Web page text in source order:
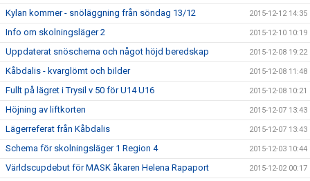
Kylan kommer - snöläggning från söndag 13/12 2015-12-12 14:35
Info om skolningsläger 2 2015-12-10 10:19
Uppdaterat snöschema och något höjd beredskap 2015-12-08 19:22
Kåbdalis - kvarglömt och bilder 2015-12-08 11:48
Fullt på lägret i Trysil v 50 för U14 U16 2015-12-08 10:21
Höjning av liftkorten 2015-12-07 13:43
Lägerreferat från Kåbdalis 2015-12-07 13:43
Schema för skolningsläger 1 Region 4 2015-12-03 10:44
Världscupdebut för MASK åkaren Helena Rapaport 2015-12-02 00:17